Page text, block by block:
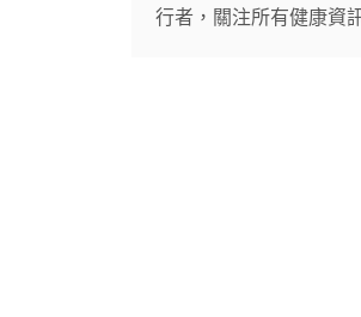
行者，關注所有健康資